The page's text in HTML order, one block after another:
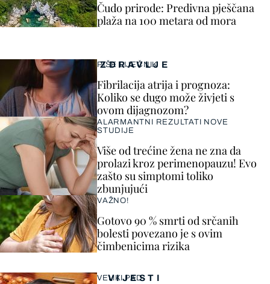
VIJESTI
VELIKI PAD
ZDRAVLJE
PIŠE LIJEČNIK
Fibrilacija atrija i prognoza:
Koliko se dugo može živjeti s
ovom dijagnozom?
ALARMANTNI REZULTATI NOVE
STUDIJE
Više od trećine žena ne zna da
prolazi kroz perimenopauzu! Evo
zašto su simptomi toliko
zbunjujući
VAŽNO!
Gotovo 90 % smrti od srčanih
bolesti povezano je s ovim
čimbenicima rizika
Čudo prirode: Predivna pješčana
plaža na 100 metara od mora